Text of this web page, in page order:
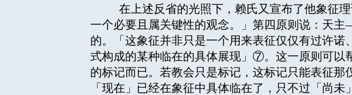
在上述反省的光照下，赖氏又宣布了他象征
一个必要且属关键性的观念。」第四原则说：天
的。「这象征并非只是一个用来表征仅仅有过许
式构成的某种临在的具体展现」⑦。这一原则可以
的标记而已。若教会只是标记，这标记只能表征
「现在」已经在象征中具体临在了，只不过「尚